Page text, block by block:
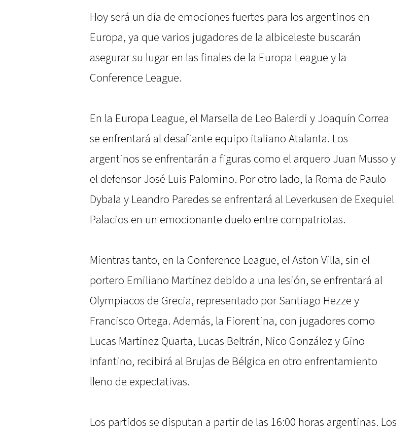
Hoy será un día de emociones fuertes para los argentinos en
Europa, ya que varios jugadores de la albiceleste buscarán
asegurar su lugar en las finales de la Europa League y la
Conference League.
En la Europa League, el Marsella de Leo Balerdi y Joaquín Correa
se enfrentará al desafiante equipo italiano Atalanta. Los
argentinos se enfrentarán a figuras como el arquero Juan Musso y
el defensor José Luis Palomino. Por otro lado, la Roma de Paulo
Dybala y Leandro Paredes se enfrentará al Leverkusen de Exequiel
Palacios en un emocionante duelo entre compatriotas.
Mientras tanto, en la Conference League, el Aston Villa, sin el
portero Emiliano Martínez debido a una lesión, se enfrentará al
Olympiacos de Grecia, representado por Santiago Hezze y
Francisco Ortega. Además, la Fiorentina, con jugadores como
Lucas Martínez Quarta, Lucas Beltrán, Nico González y Gino
Infantino, recibirá al Brujas de Bélgica en otro enfrentamiento
lleno de expectativas.
Los partidos se disputan a partir de las 16:00 horas argentinas. Los